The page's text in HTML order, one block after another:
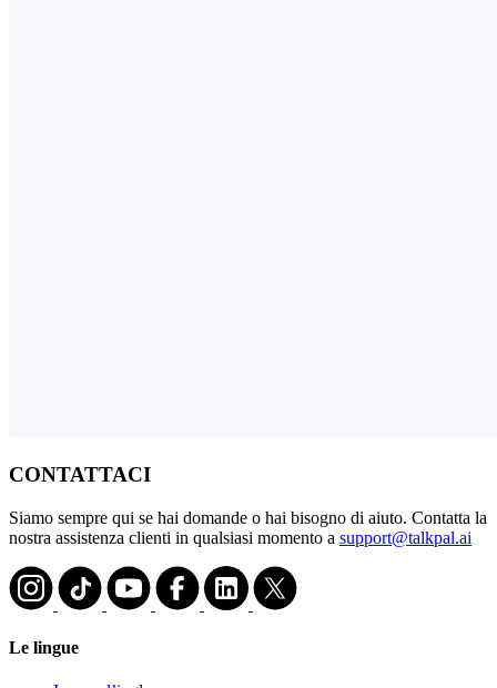
CONTATTACI
Siamo sempre qui se hai domande o hai bisogno di aiuto. Contatta la
nostra assistenza clienti in qualsiasi momento a support@talkpal.ai
Le lingue